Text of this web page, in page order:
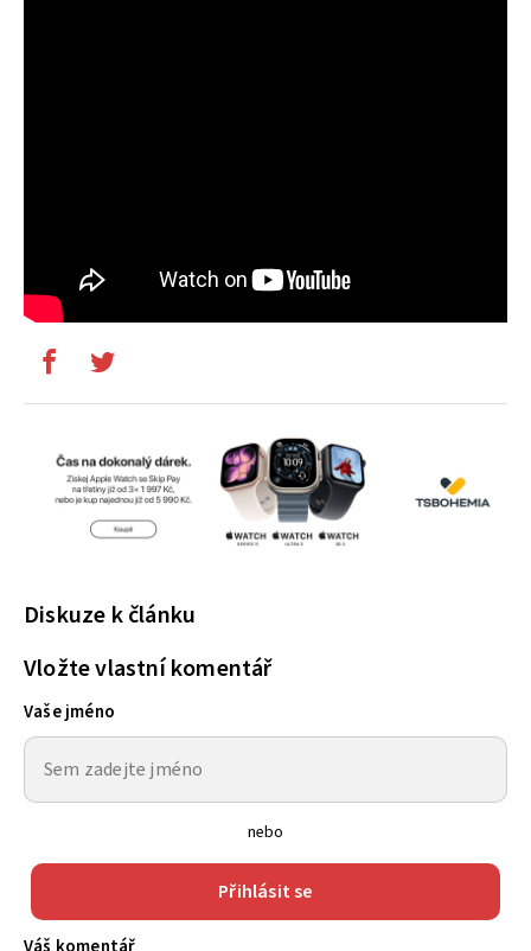
Diskuze k článku
Vložte vlastní komentář
Vaše jméno
nebo
Přihlásit se